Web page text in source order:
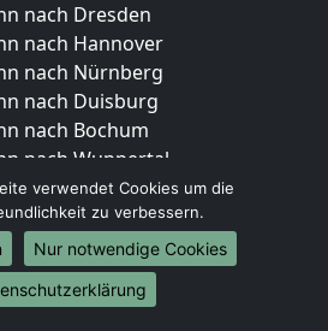
nach Dresden
nach Hannover
nach Nürnberg
nach Duisburg
nach Bochum
nach Wuppertal
nach Bielefeld
nach Bonn
nach Münster
verwendet Cookies um die
zu verbessern.
Nur notwendige Cookies